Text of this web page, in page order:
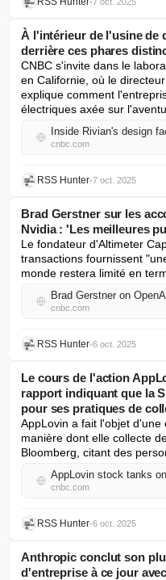
À l'intérieur de l'usine de
derrière ces phares
CNBC s'invite dans le
en Californie, où le
explique comment
électriques axée sur
cnbc.com
RSS Hunter•7 oct. 2025
Brad Gerstner sur les
Nvidia : 'Les meilleures
Le fondateur d'Altimeter
transactions fournissent
monde restera limité en
cnbc.com
RSS Hunter•6 oct. 2025
Le cours de l'action
rapport indiquant que la
pour ses pratiques de
AppLovin a fait l'objet d'une
manière dont elle collecte
Bloomberg, citant des
cnbc.com
RSS Hunter•6 oct. 2025
Anthropic conclut son
d'entreprise à ce jour